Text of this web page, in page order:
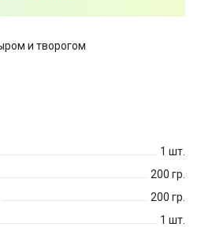
1 шт.
200 гр.
200 гр.
1 шт.